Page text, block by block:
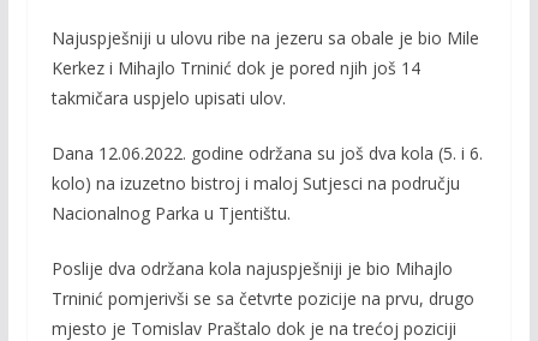
Najuspješniji u ulovu ribe na jezeru sa obale je bio Mile
Kerkez i Mihajlo Trninić dok je pored njih još 14
takmičara uspjelo upisati ulov.
Dana 12.06.2022. godine održana su još dva kola (5. i 6.
kolo) na izuzetno bistroj i maloj Sutjesci na području
Nacionalnog Parka u Tjentištu.
Poslije dva održana kola najuspješniji je bio Mihajlo
Trninić pomjerivši se sa četvrte pozicije na prvu, drugo
mjesto je Tomislav Praštalo dok je na trećoj poziciji